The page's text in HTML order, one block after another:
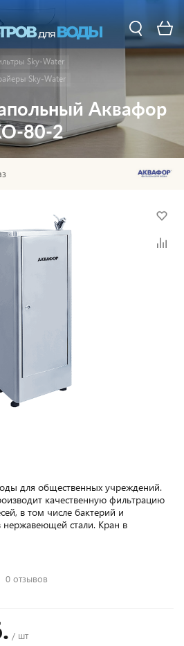
Sky-Water
Sky-Water
Аквафор
80-2
для общественных учреждений.
качественную фильтрацию
в том числе бактерий и
нержавеющей стали. Кран в
0 отзывов
/ шт